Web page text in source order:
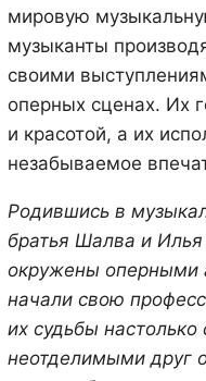
мировую
музыканты
своими
оперных сценах. Их
и красотой, а их
незабываемое
Родившись в
братья Шалва и
окружены оперными
начали свою
их судьбы
неотделимыми друг